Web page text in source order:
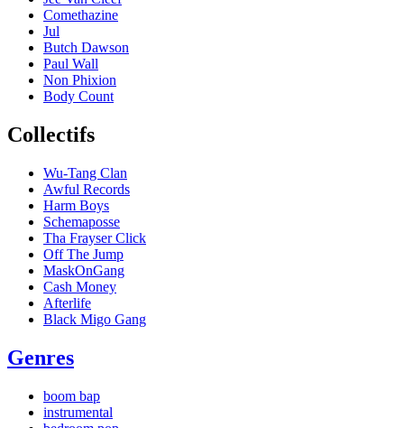
Comethazine
Jul
Butch Dawson
Paul Wall
Non Phixion
Body Count
Collectifs
Wu-Tang Clan
Awful Records
Harm Boys
Schemaposse
Tha Frayser Click
Off The Jump
MaskOnGang
Cash Money
Afterlife
Black Migo Gang
Genres
boom bap
instrumental